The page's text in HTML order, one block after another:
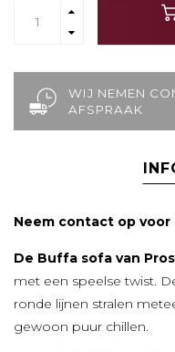
WIJ NEMEN
AFSPRAAK
Neem contact op
De Buffa sofa van
met een speelse twist.
ronde lijnen stralen
gewoon puur chillen.